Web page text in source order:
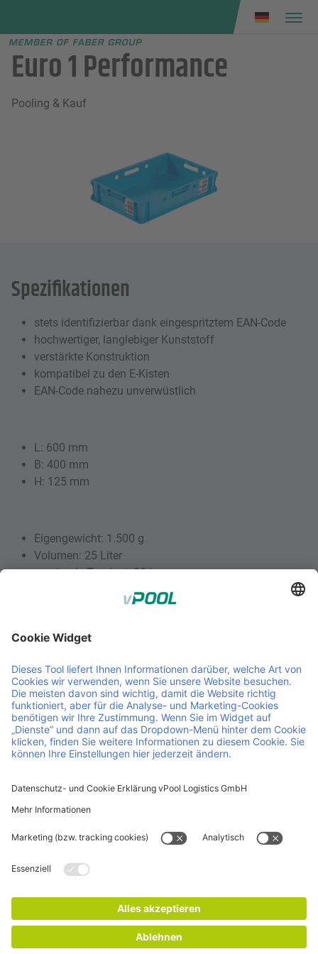
menu
Euro 1 Performance
Pooling & Kauf
Spezifikationen
stets identifizierbar dank eingespritztem EAN-Code
hochwertiger, langlebiger Kunststoff
verstärkte Konstruktion
kompatibel zu den E‐Kisten
EAN-Code nahezu unverwüstlich
L: 600 mm
B: 400 mm
H: 125 mm
Eigengewicht: 1.500 g
Volumen: 25 Liter
maximale Traglast: 20 kg
Member of Faber Group
Hilfreiche Links und Dokumente
Kontakt
Offene Stellen
© 2026 Faber Group
Impressum Datenschutz- und Cookie Erklärung